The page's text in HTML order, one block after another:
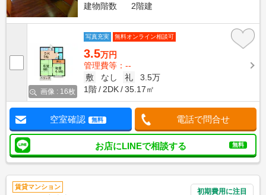
建物階数
2階建
画像 : 16枚
写真充実 無料オンライン相談可
3.5万円
管理費等：--
敷
なし 礼
3.5万
1階
2DK 35.17㎡
空室確認 無料 電話で問合せ
お店にLINEで相談する 無料
賃貸マンション
初期費用に注目